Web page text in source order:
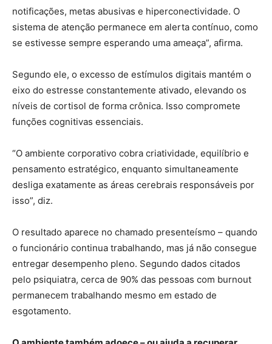
notificações, metas abusivas e hiperconectividade. O
sistema de atenção permanece em alerta contínuo, como
se estivesse sempre esperando uma ameaça”, afirma.
Segundo ele, o excesso de estímulos digitais mantém o
eixo do estresse constantemente ativado, elevando os
níveis de cortisol de forma crônica. Isso compromete
funções cognitivas essenciais.
“O ambiente corporativo cobra criatividade, equilíbrio e
pensamento estratégico, enquanto simultaneamente
desliga exatamente as áreas cerebrais responsáveis por
isso”, diz.
O resultado aparece no chamado presenteísmo – quando
o funcionário continua trabalhando, mas já não consegue
entregar desempenho pleno. Segundo dados citados
pelo psiquiatra, cerca de 90% das pessoas com burnout
permanecem trabalhando mesmo em estado de
esgotamento.